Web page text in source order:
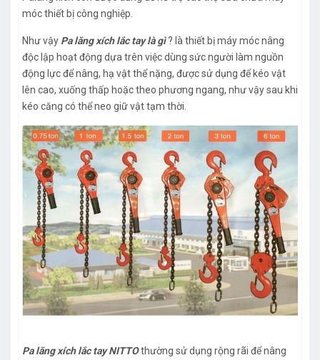
móc thiết bị công nghiệp.
Như vậy Pa lăng xích lắc tay là gì? là thiết bị máy móc nâng
độc lập hoạt động dựa trên việc dùng sức người làm nguồn
động lực để nâng, hạ vật thể nặng, được sử dụng để kéo vật
lên cao, xuống thấp hoặc theo phương ngang, như vậy sau khi
kéo căng có thể neo giữ vật tạm thời.
Pa lăng xích lắc tay NITTOthường sử dụng rộng rãi để nâng